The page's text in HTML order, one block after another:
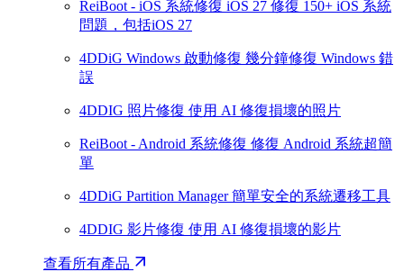
ReiBoot - iOS 系統修復 iOS 27 修復 150+ iOS 系統
問題，包括iOS 27
4DDiG Windows 啟動修復 幾分鐘修復 Windows 錯
誤
4DDIG 照片修復 使用 AI 修復損壞的照片
ReiBoot - Android 系統修復 修復 Android 系統超簡
單
4DDiG Partition Manager 簡單安全的系統遷移工具
4DDIG 影片修復 使用 AI 修復損壞的影片
查看所有產品